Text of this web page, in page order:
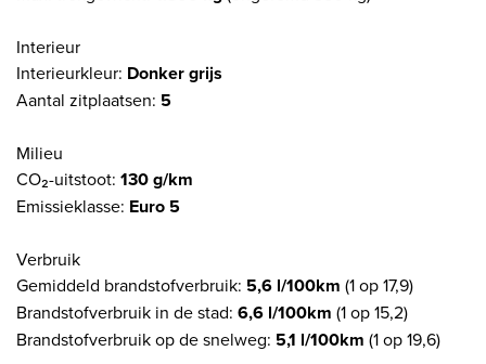
Interieur
Interieurkleur: Donker grijs
Aantal zitplaatsen: 5
Milieu
CO₂-uitstoot: 130 g/km
Emissieklasse: Euro 5
Verbruik
Gemiddeld brandstofverbruik: 5,6 l/100km (1 op 17,9)
Brandstofverbruik in de stad: 6,6 l/100km (1 op 15,2)
Brandstofverbruik op de snelweg: 5,1 l/100km (1 op 19,6)